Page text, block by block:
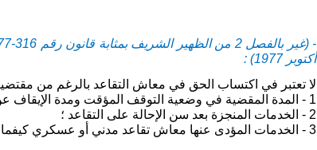
أكتوبر 1977) :
لا تعتبر في اكتساب الحق في معاش التقاعد بالرغم من مقتضيات
1 - المدة المقضية في وضعية التوقف المؤقت ومدة الإيقاف عن العمل الناتج عنه الحرمان النهائي من المرتب ومدة الإقصاء المؤقت عن مزاولة المهام ؛
2 - الخدمات المنجزة بعد سن الإحالة على التقاعد ؛
3 - الخدمات المؤدى عنها معاش تقاعد مدني أو عسكري كيفما كانت المؤسسة التي منحت هذا الراتب.